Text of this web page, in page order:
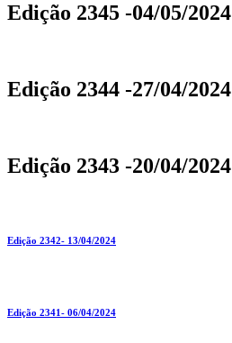
Edição 2345 -04/05/2024
Edição 2344 -27/04/2024
Edição 2343 -20/04/2024
Edição 2342- 13/04/2024
Edição 2341- 06/04/2024